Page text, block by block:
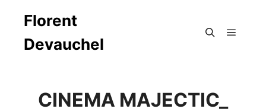
Florent
Devauchel
CINEMA MAJECTIC_